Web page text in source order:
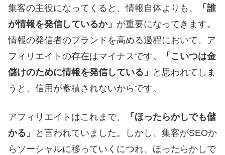
集客の主役になってくると、情報自体よりも、
「誰
が情報を発信しているか」 が重要になってきます。
情報の発信者のブランドを高める過程において、ア
フィリエイトの存在はマイナスです。
「こいつは金
儲けのために情報を発信している」
と思われてしま
うと、信用が蓄積されないからです。
アフィリエイトはこれまで、
「ほったらかしでも儲
かる」
と言われていました。しかし、集客がSEOか
らソーシャルに移っていくにつれ、ほったらかしで